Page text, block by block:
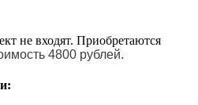
не входят. Приобретаются
4800 рублей.